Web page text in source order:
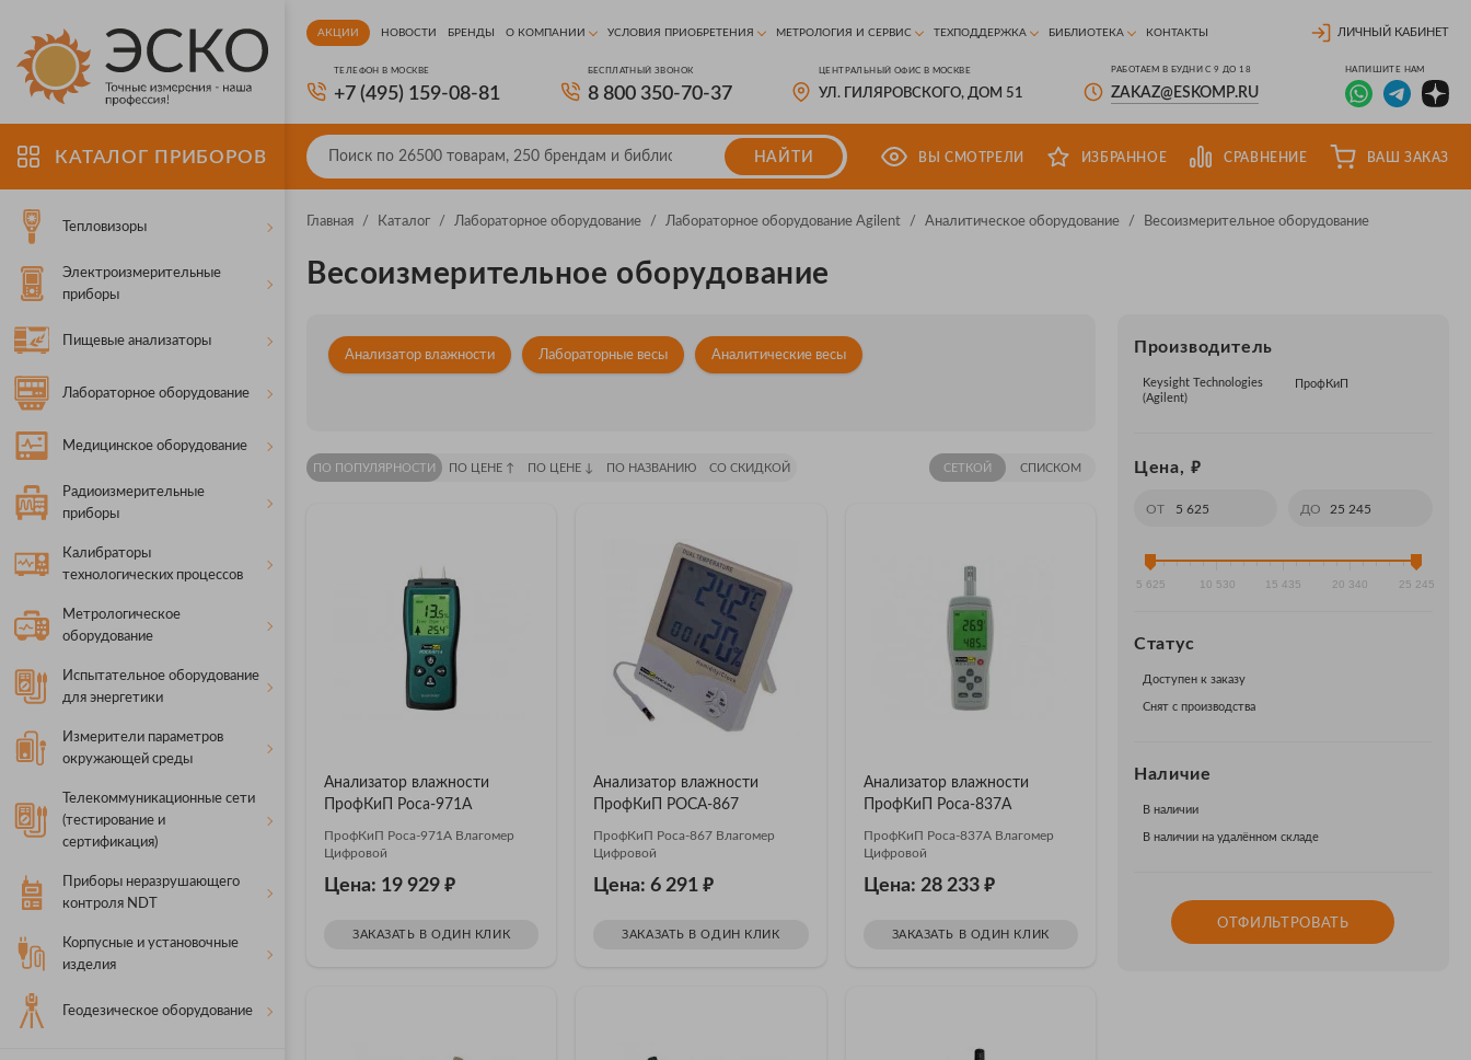
КАТАЛОГ ПРИБОРОВ
Тепловизоры
Электроизмерительные
приборы
Пищевые анализаторы
Лабораторное оборудование
Медицинское оборудование
Радиоизмерительные
приборы
Калибраторы
технологических процессов
Метрологическое
оборудование
Испытательное оборудование
для энергетики
Измерители параметров
окружающей среды
Телекоммуникационные сети
(тестирование и
сертификация)
Приборы неразрушающего
контроля NDT
Корпусные и установочные
изделия
Геодезическое оборудование
АКЦИИ НОВОСТИ БРЕНДЫ О КОМПАНИИ УСЛОВИЯ ПРИОБРЕТЕНИЯ МЕТРОЛОГИЯ И СЕРВИС ТЕХПОДДЕРЖКА БИБЛИОТЕКА КОНТАКТЫ ЛИЧНЫЙ КАБИНЕТ
ТЕЛЕФОН В МОСКВЕ
+7 (495) 159-08-81
БЕСПЛАТНЫЙ ЗВОНОК
8 800 350-70-37
ЦЕНТРАЛЬНЫЙ ОФИС В МОСКВЕ
УЛ. ГИЛЯРОВСКОГО, ДОМ 51
РАБОТАЕМ В БУДНИ С 9 ДО 18
ZAKAZ@ESKOMP.RU
НАПИШИТЕ НАМ
НАЙТИ ВЫ СМОТРЕЛИ ИЗБРАННОЕ СРАВНЕНИЕ ВАШ ЗАКАЗ
Главная / Каталог / Лабораторное оборудование / Лабораторное оборудование Agilent / Аналитическое оборудование / Весоизмерительное оборудование
Весоизмерительное оборудование
Анализатор влажности Лабораторные весы Аналитические весы
ПО ПОПУЛЯРНОСТИ ПО ЦЕНЕ ↑ ПО ЦЕНЕ ↓ ПО НАЗВАНИЮ СО СКИДКОЙ СЕТКОЙ СПИСКОМ
Анализатор влажности
ПрофКиП Роса-971А
ПрофКиП Роса-971А Влагомер
Цифровой
Цена: 19 929 ₽
ЗАКАЗАТЬ В ОДИН КЛИК
Анализатор влажности
ПрофКиП РОСА-867
ПрофКиП Роса-867 Влагомер
Цифровой
Цена: 6 291₽
ЗАКАЗАТЬ В ОДИН КЛИК
Анализатор влажности
ПрофКиП Роса-837А
ПрофКиП Роса-837А Влагомер
Цифровой
Цена: 28 233 ₽
ЗАКАЗАТЬ В ОДИН КЛИК
Производитель
Keysight Technologies
(Agilent)
ПрофКиП
Цена, ₽
ОТ ДО
5 625 10 530 15 435 20 340 25 245
Статус
Доступен к заказу
Снят с производства
Наличие
В наличии
В наличии на удалённом складе
ОТФИЛЬТРОВАТЬ